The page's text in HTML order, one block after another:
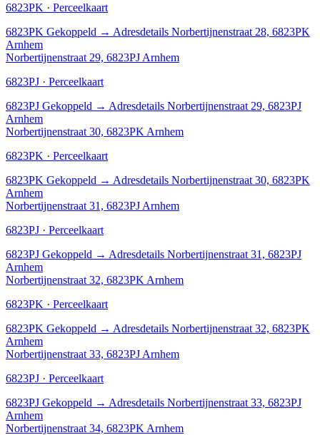
6823PK · Perceelkaart
6823PK Gekoppeld → Adresdetails Norbertijnenstraat 28, 6823PK
Arnhem
Norbertijnenstraat 29, 6823PJ Arnhem
6823PJ · Perceelkaart
6823PJ Gekoppeld → Adresdetails Norbertijnenstraat 29, 6823PJ
Arnhem
Norbertijnenstraat 30, 6823PK Arnhem
6823PK · Perceelkaart
6823PK Gekoppeld → Adresdetails Norbertijnenstraat 30, 6823PK
Arnhem
Norbertijnenstraat 31, 6823PJ Arnhem
6823PJ · Perceelkaart
6823PJ Gekoppeld → Adresdetails Norbertijnenstraat 31, 6823PJ
Arnhem
Norbertijnenstraat 32, 6823PK Arnhem
6823PK · Perceelkaart
6823PK Gekoppeld → Adresdetails Norbertijnenstraat 32, 6823PK
Arnhem
Norbertijnenstraat 33, 6823PJ Arnhem
6823PJ · Perceelkaart
6823PJ Gekoppeld → Adresdetails Norbertijnenstraat 33, 6823PJ
Arnhem
Norbertijnenstraat 34, 6823PK Arnhem